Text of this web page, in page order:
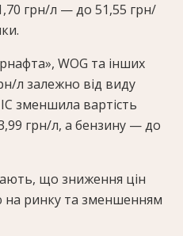
грн/л — до 51,55 грн/
WOG та інших
л залежно від виду
зменшила вартість
грн/л, а бензину — до
що зниження цін
на ринку та зменшенням